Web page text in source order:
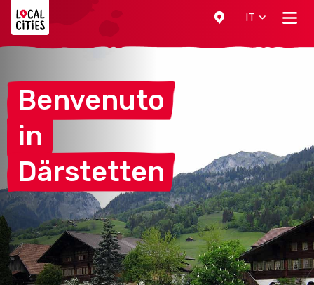
IT
Benvenuto
in
Därstetten